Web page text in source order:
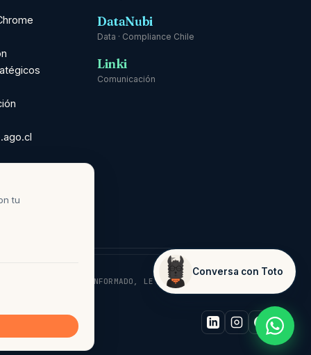
DataNubi
Data · Compliance Chile
Linki
Comunicación
CONSENTIMIENTO INFORMADO, LEY 21.719.
¿Te puedo ayudar?
Conversa con Toto
tu